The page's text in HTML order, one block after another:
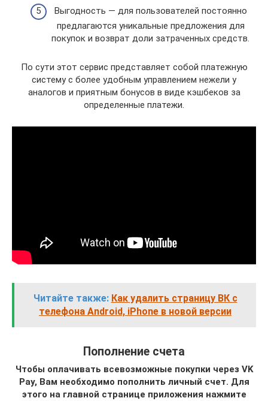
Выгодность — для пользователей постоянно
предлагаются уникальные предложения для
покупок и возврат доли затраченных средств.
По сути этот сервис представляет собой платежную
систему с более удобным управлением нежели у
аналогов и приятным бонусов в виде кэшбеков за
определенные платежи.
Читайте также: Как удалить страницу ВК с
телефона Android, iPhone в новой версии
Пополнение счета
Чтобы оплачивать всевозможные покупки через VK
Pay, Вам необходимо пополнить личный счет. Для
этого на главной странице приложения нажмите